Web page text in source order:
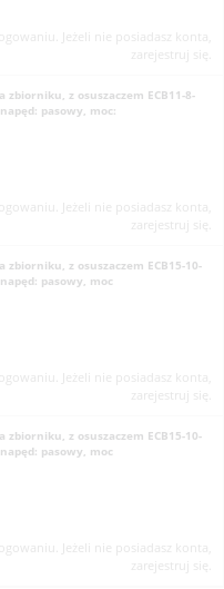
Jeżeli nie posiadasz konta,
zarejestruj się.
zbiorniku, z osuszaczem ECB11-8-
pasowy, moc:
Jeżeli nie posiadasz konta,
zarejestruj się.
zbiorniku, z osuszaczem ECB15-10-
pasowy, moc
Jeżeli nie posiadasz konta,
zarejestruj się.
zbiorniku, z osuszaczem ECB15-10-
pasowy, moc
Jeżeli nie posiadasz konta,
zarejestruj się.